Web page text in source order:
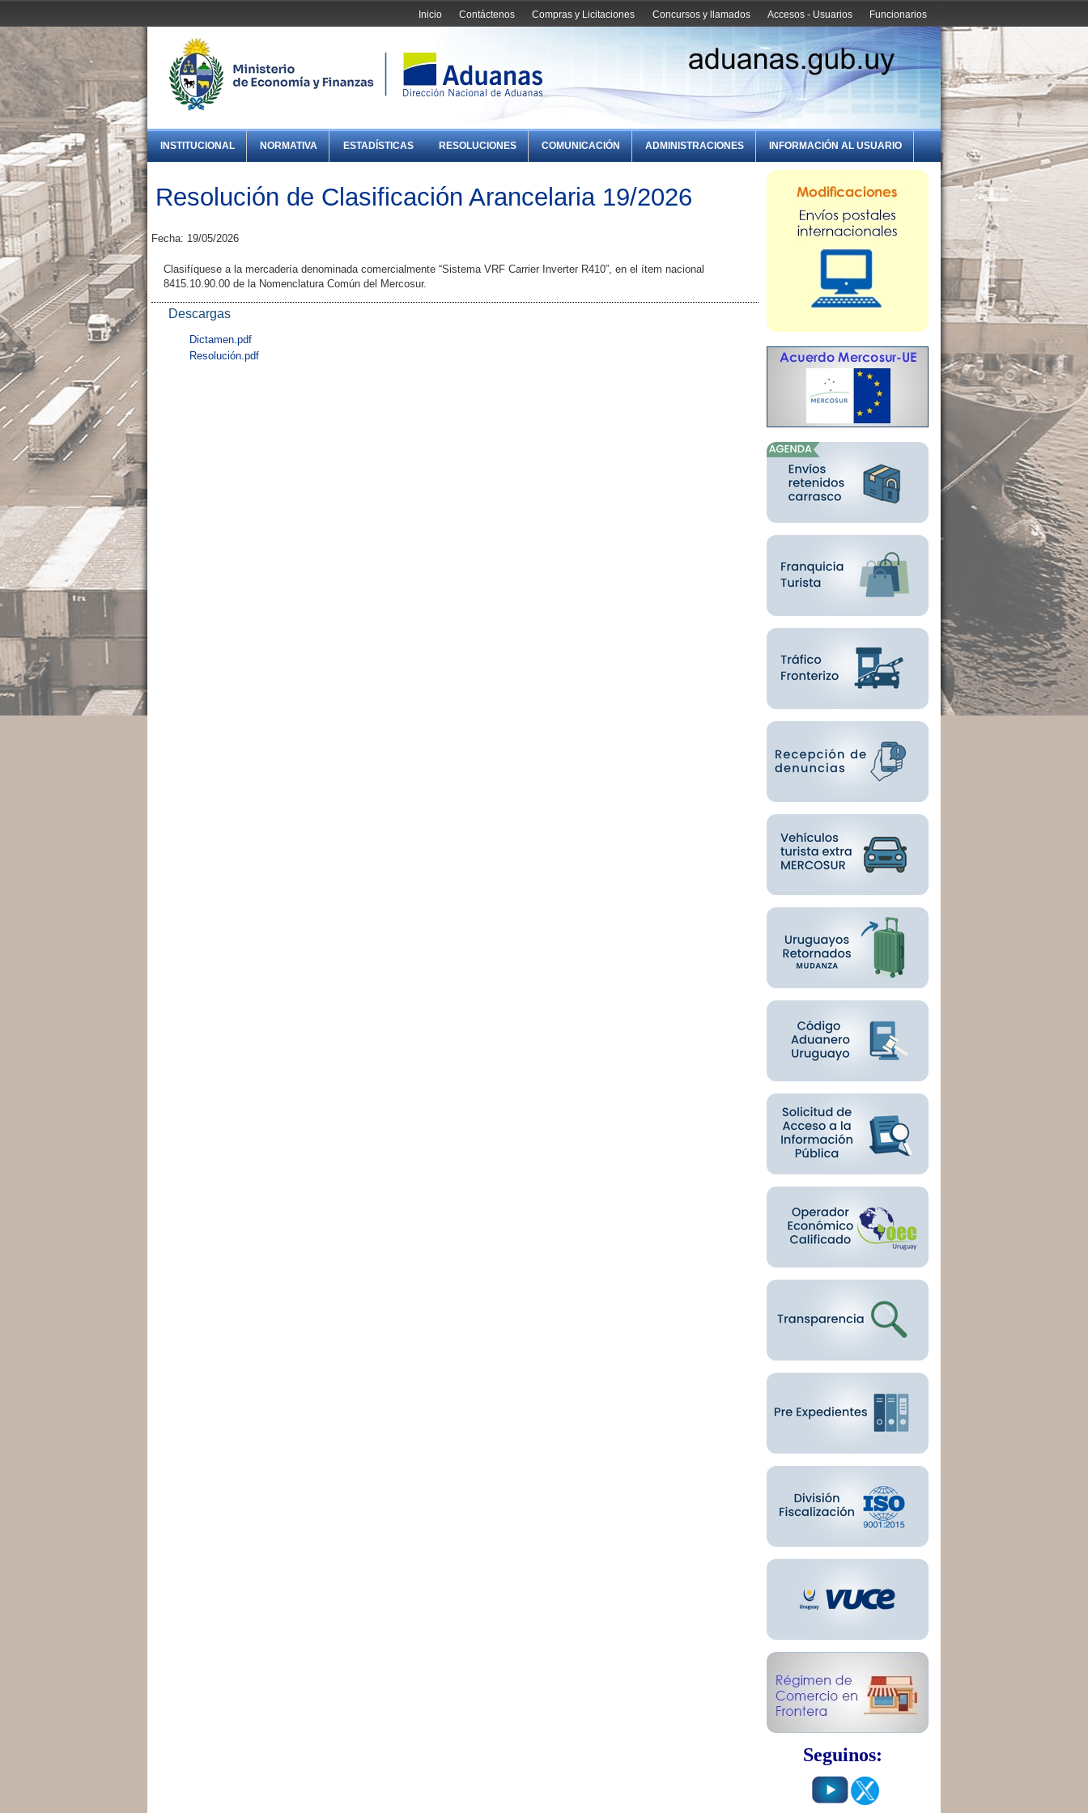
Funcionarios
Accesos - Usuarios
Concursos y llamados
Compras y Licitaciones
Contáctenos
Inicio
INSTITUCIONAL NORMATIVA ESTADÍSTICAS RESOLUCIONES COMUNICACIÓN ADMINISTRACIONES INFORMACIÓN AL USUARIO
Resolución de Clasificación Arancelaria 19/2026
Fecha: 19/05/2026
Clasifíquese a la mercadería denominada comercialmente “Sistema VRF Carrier Inverter R410”, en el ítem nacional
8415.10.90.00 de la Nomenclatura Común del Mercosur.
Descargas
Dictamen.pdf
Resolución.pdf
Seguinos: